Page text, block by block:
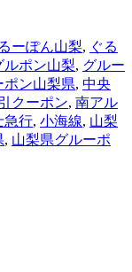
ーぽん山梨, ぐる
ルポン山梨, グルー
ポン山梨県, 中央
クーポン, 南アル
急行, 小海線, 山梨
, 山梨県グルーポ